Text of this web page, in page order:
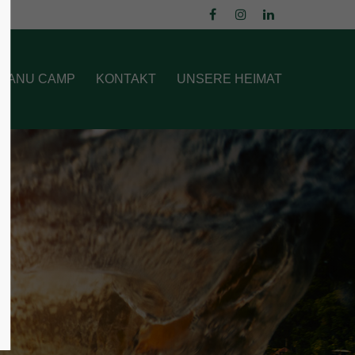
Lorem ipsum dolor sit amet,
Aenean commodo ligula eget dolor.
Aenean massa. Cum sociis natoque
penatibus et magnis dis parturient
quam felis, ultricies nec.
CAMP KONTAKT UNSERE HEIMAT